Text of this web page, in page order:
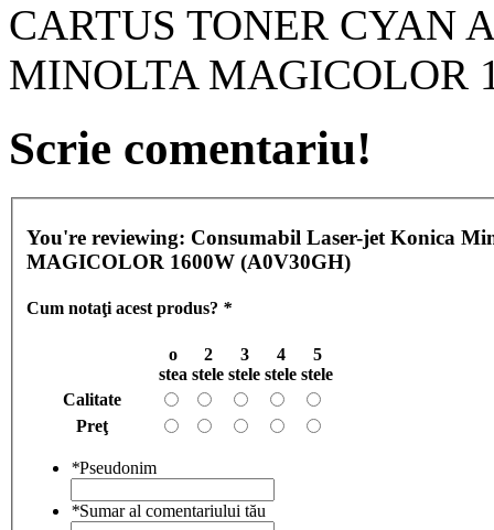
CARTUS TONER CYAN
MINOLTA MAGICOLOR
Scrie comentariu!
You're reviewing: Consumabil Laser-jet Konica
MAGICOLOR 1600W (A0V30GH)
Cum notaţi acest produs? *
o
stea
2
stele
3
stele
4
stele
5
stele
Calitate
Preţ
*Pseudonim
*Sumar al comentariului tău